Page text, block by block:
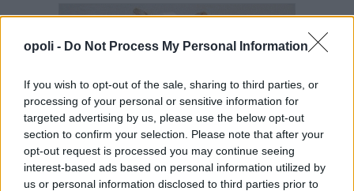
opoli - Do Not Process My Personal Information
If you wish to opt-out of the sale, sharing to third parties, or
processing of your personal or sensitive information for
targeted advertising by us, please use the below opt-out
section to confirm your selection. Please note that after your
opt-out request is processed you may continue seeing
interest-based ads based on personal information utilized by
us or personal information disclosed to third parties prior to